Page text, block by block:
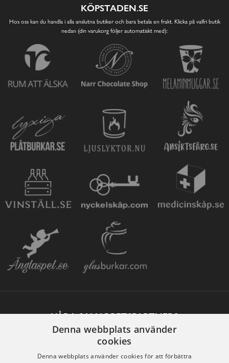
KÖPSTADEN.SE
Hos oss kan du handla i alla anslutna butiker och bara betala en frakt. Klicka på valfri butik
nedan (din varukorg följer automatiskt med):
VÅRA SAMARBETSPARTNERS
Denna webbplats använder
cookies
Denna webbplats använder cookies för att förbättra